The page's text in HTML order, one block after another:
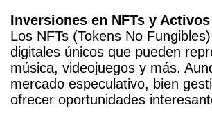
Inversiones en NFTs y
Los NFTs (Tokens No
digitales únicos que pueden
música, videojuegos y más.
mercado especulativo, bien
ofrecer oportunidades